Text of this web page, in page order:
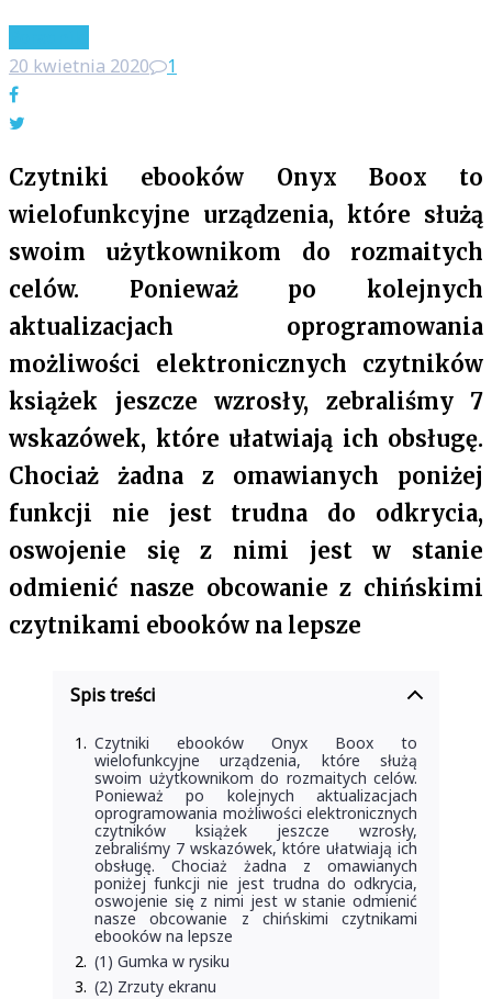
20 kwietnia 2020
1
Facebook
Czytniki ebooków Onyx Boox to
wielofunkcyjne urządzenia, które służą
swoim użytkownikom do rozmaitych
celów. Ponieważ po kolejnych
aktualizacjach oprogramowania
możliwości elektronicznych czytników
książek jeszcze wzrosły, zebraliśmy 7
wskazówek, które ułatwiają ich obsługę.
Chociaż żadna z omawianych poniżej
funkcji nie jest trudna do odkrycia,
oswojenie się z nimi jest w stanie
odmienić nasze obcowanie z chińskimi
czytnikami ebooków na lepsze
Spis treści
Czytniki ebooków Onyx Boox to
wielofunkcyjne urządzenia, które służą
swoim użytkownikom do rozmaitych celów.
Ponieważ po kolejnych aktualizacjach
oprogramowania możliwości elektronicznych
czytników książek jeszcze wzrosły,
zebraliśmy 7 wskazówek, które ułatwiają ich
obsługę. Chociaż żadna z omawianych
poniżej funkcji nie jest trudna do odkrycia,
oswojenie się z nimi jest w stanie odmienić
nasze obcowanie z chińskimi czytnikami
ebooków na lepsze
(1) Gumka w rysiku
(2) Zrzuty ekranu